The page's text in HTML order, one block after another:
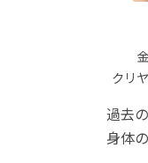
クリ
過去
身体